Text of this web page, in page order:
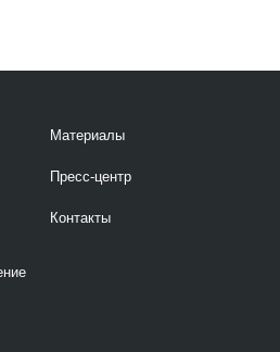
Материалы
Пресс-центр
Контакты